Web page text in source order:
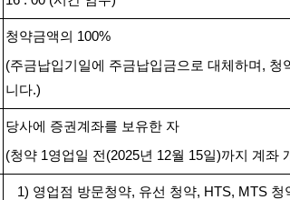
청약금액의 100%
(주금납입기일에 주금납입금으로 대체하며 , 청
니다.)
당사에 증권계좌를 보유한 자
(청약1영업일 전 (2025년 12월 15일)까지 계좌
1) 영업점 방문청약, 유선 청약, HTS, MTS 청